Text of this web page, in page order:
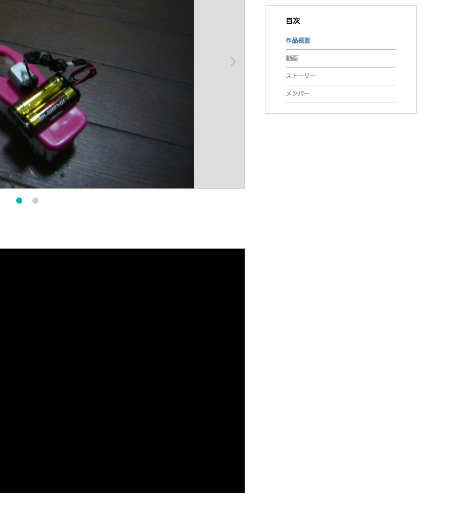
arrow_forward_ios
目次
作品概要
動画
ストーリー
メンバー